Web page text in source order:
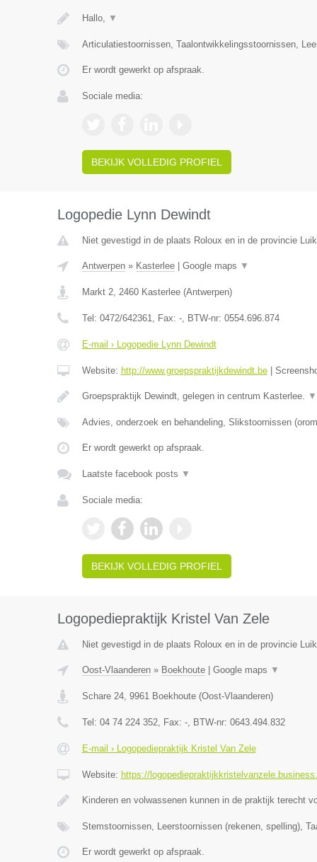
Hallo, ▼
Articulatiestoornissen, Taalontwikkelingsstoornissen,
Er wordt gewerkt op afspraak.
Sociale media:
BEKIJK VOLLEDIG PROFIEL
Logopedie Lynn Dewindt
Niet gevestigd in de plaats Roloux en in de provincie
Antwerpen» Kasterlee| Google maps ▼
Markt 2, 2460 Kasterlee(Antwerpen)
Tel: 0472/642361, Fax: -, BTW-nr: 0554.696.874
E-mail › Logopedie Lynn Dewindt
Website: http://www.groepspraktijkdewindt.be|
Groepspraktijk Dewindt, gelegen in centrum Kasterlee. ▼
Advies, onderzoek en behandeling, Slikstoornissen
Er wordt gewerkt op afspraak.
Laatste facebook posts ▼
Sociale media:
BEKIJK VOLLEDIG PROFIEL
Logopediepraktijk Kristel Van Zele
Niet gevestigd in de plaats Roloux en in de provincie
Oost-Vlaanderen» Boekhoute| Google maps ▼
Schare 24, 9961 Boekhoute(Oost-Vlaanderen)
Tel: 04 74 224 352, Fax: -, BTW-nr: 0643.494.832
E-mail › Logopediepraktijk Kristel Van Zele
Website: https://
Kinderen en volwassenen kunnen in de praktijk terecht
Stemstoornissen, Leerstoornissen (rekenen, spelling),
Er wordt gewerkt op afspraak.